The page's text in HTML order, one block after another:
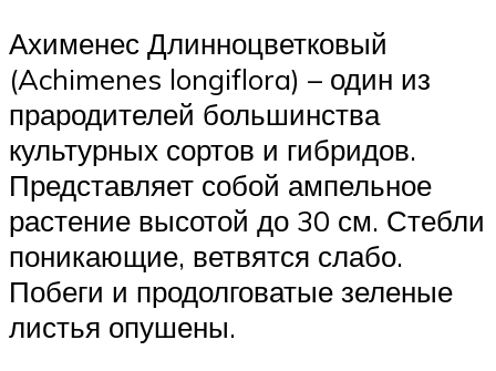
Ахименес Длинноцветковый
(Achimenes longiflora) – один из
прародителей большинства
культурных сортов и гибридов.
Представляет собой ампельное
растение высотой до 30 см. Стебли
поникающие, ветвятся слабо.
Побеги и продолговатые зеленые
листья опушены.